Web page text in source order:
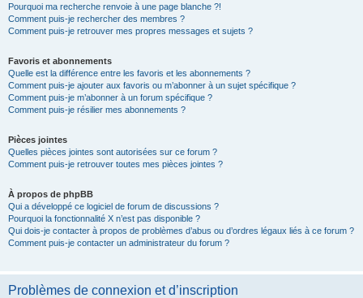
Pourquoi ma recherche renvoie à une page blanche ?!
Comment puis-je rechercher des membres ?
Comment puis-je retrouver mes propres messages et sujets ?
Favoris et abonnements
Quelle est la différence entre les favoris et les abonnements ?
Comment puis-je ajouter aux favoris ou m’abonner à un sujet spécifique ?
Comment puis-je m’abonner à un forum spécifique ?
Comment puis-je résilier mes abonnements ?
Pièces jointes
Quelles pièces jointes sont autorisées sur ce forum ?
Comment puis-je retrouver toutes mes pièces jointes ?
À propos de phpBB
Qui a développé ce logiciel de forum de discussions ?
Pourquoi la fonctionnalité X n’est pas disponible ?
Qui dois-je contacter à propos de problèmes d’abus ou d’ordres légaux liés à ce forum ?
Comment puis-je contacter un administrateur du forum ?
Problèmes de connexion et d’inscription